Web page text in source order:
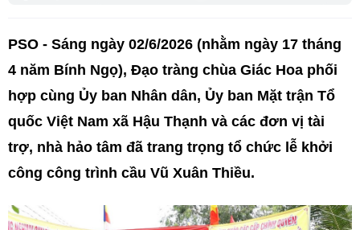
PSO - Sáng ngày 02/6/2026 (nhằm ngày 17 tháng
4 năm Bính Ngọ), Đạo tràng chùa Giác Hoa phối
hợp cùng Ủy ban Nhân dân, Ủy ban Mặt trận Tổ
quốc Việt Nam xã Hậu Thạnh và các đơn vị tài
trợ, nhà hảo tâm đã trang trọng tổ chức lễ khởi
công công trình cầu Vũ Xuân Thiều.